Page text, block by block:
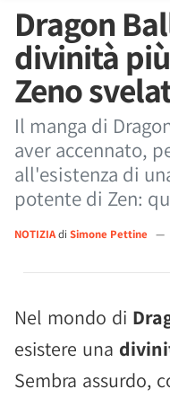
Dragon
divinità
Zeno
Il manga di
aver accennato,
all'esistenza di
potente di Zen:
NOTIZIAdi Simone Pettine —
Nel mondo di
esistere una
Sembra assurdo,